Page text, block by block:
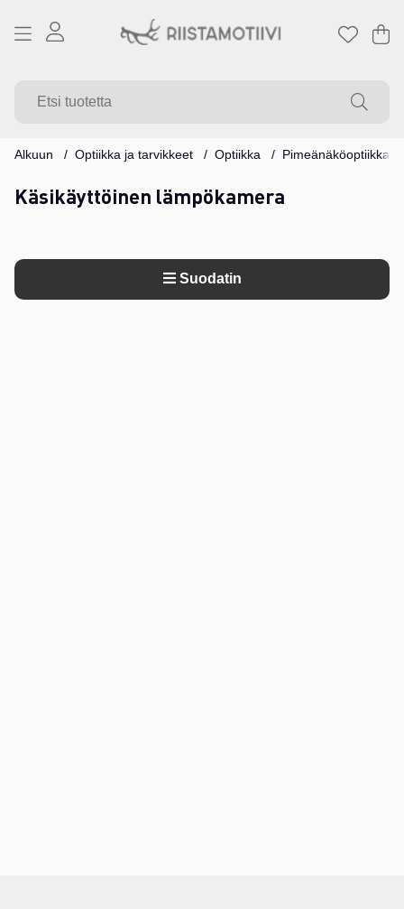
.
Alkuun Optiikka ja tarvikkeet Optiikka Pimeänäköoptiikka
Käsikäyttöinen lämpökamera
Suodatin